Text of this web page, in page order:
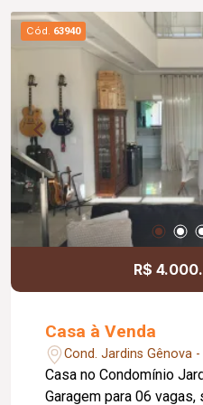
Cód. 63940
R$
Casa à Venda
Cond. Jardins Gênova
Casa no Condomínio
Garagem para 06